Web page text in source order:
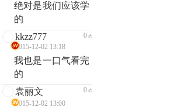
绝对是我们应该学
的
kkzz777
2015-12-02 13:18
0
我也是一口气看完
的
袁丽文
2015-12-02 13:00
0